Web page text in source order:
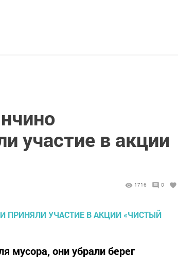
участие в акции
1716 0
мусора, они убрали берег